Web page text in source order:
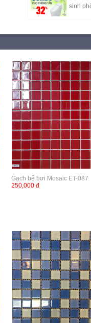
sinh
Gạch bể bơi Mosaic ET-087
250,000 đ